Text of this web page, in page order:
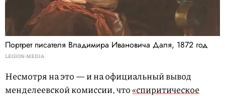
Портрет писателя Владимира Ивановича Даля, 1872 год
LEGION-MEDIA
Несмотря на это — и на официальный вывод
менделеевской комиссии, что«спиритическое